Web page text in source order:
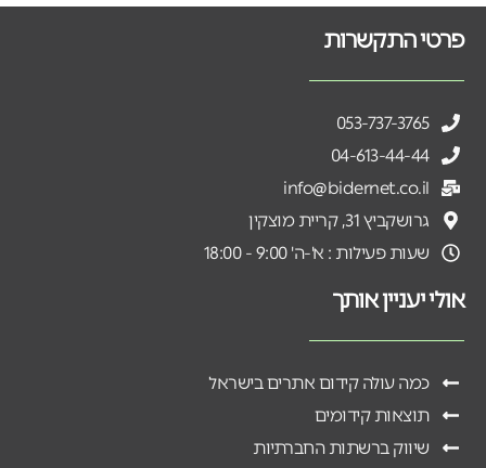
פרטי התקשרות
053-737-3765
04-613-44-44
info@bidernet.co.il
גרושקביץ 31, קריית מוצקין
שעות פעילות : א'-ה' 9:00 - 18:00
אולי יעניין אותך
כמה עולה קידום אתרים בישראל
תוצאות קידומים
שיווק ברשתות החברתיות